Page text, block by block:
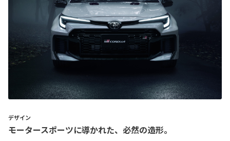
デザイン
モータースポーツに導かれた、必然の造形。